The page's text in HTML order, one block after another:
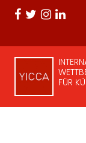
FÜR